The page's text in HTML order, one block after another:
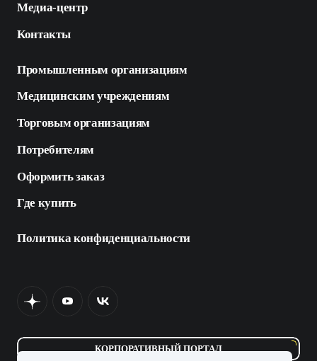
Медиа-центр
Контакты
Промышленным организациям
Медицинским учреждениям
Торговым организациям
Потребителям
Оформить заказ
Где купить
Политика конфиденциальности
КОРПОРАТИВНЫЙ ПОРТАЛ
КОРПОРАТИВНЫЙ ПОРТАЛ